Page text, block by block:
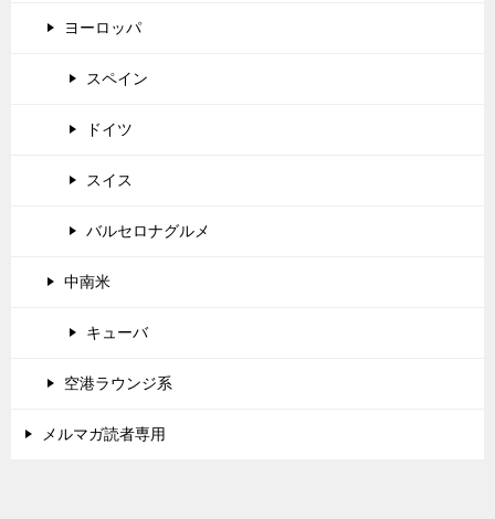
ヨーロッパ
スペイン
ドイツ
スイス
バルセロナグルメ
中南米
キューバ
空港ラウンジ系
メルマガ読者専用